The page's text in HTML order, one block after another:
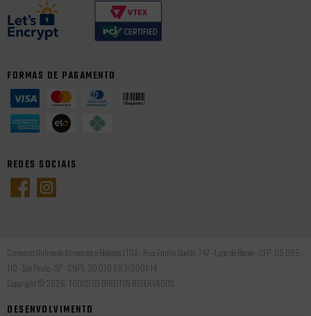
FORMAS DE PAGAMENTO
REDES SOCIAIS
Comercio Online de Alimentos e Bebidas LTDA - Rua Emilio Goeldi, 747 - Lapa de Baixo - CEP: 05.065-
110 - Sao Paulo - SP - CNPJ: 30.070.683/0001-14
Copyright © 2026, TODOS OS DIREITOS RESERVADOS.
DESENVOLVIMENTO